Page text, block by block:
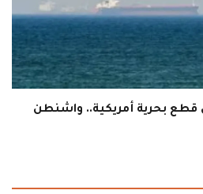
قطع بحرية أمريكية.. واشنطن